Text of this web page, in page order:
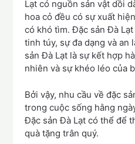
Lạt có nguồn sản vật dồi
hoa cỏ đều có sự xuất
có khó tìm. Đặc sản Đà
tinh túy, sự đa dạng và an
sản Đà Lạt là sự kết hợp
nhiên và sự khéo léo của
Bởi vậy, nhu cầu về đặc
trong cuộc sống hằng
Đặc sản Đà Lạt có thể để
quà tặng trân quý.